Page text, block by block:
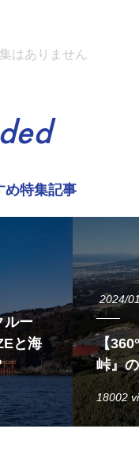
はありません
め特集記事
ルー
と海
2024/
【
峠』
18002